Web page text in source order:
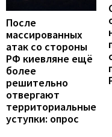
После
массированных
атак со стороны
РФ киевляне ещё
более
решительно
отвергают
территориальные
уступки: опрос